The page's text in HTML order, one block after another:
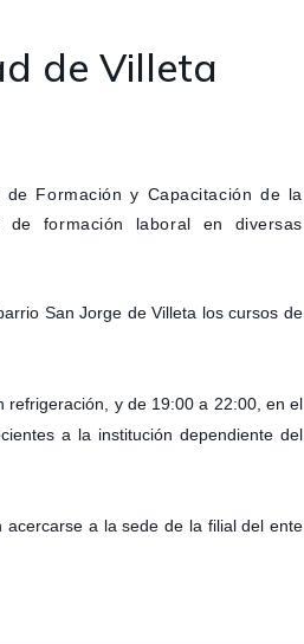
de Villeta
de Formación y Capacitación de la
de formación laboral en diversas
San Jorge de Villeta los cursos de
refrigeración, y de 19:00 a 22:00, en el
a la institución dependiente del
acercarse a la sede de la filial del ente